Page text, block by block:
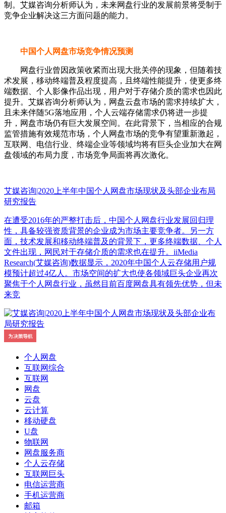
制。艾媒咨询分析师认为，未来网盘行业的发展前景将受制于
竞争企业解决这三方面问题的能力。
中国个人网盘市场竞争情况预测
网盘行业曾因政策收紧而出现大批关停的现象，但随着技
术发展，移动终端普及程度提高，且终端性能提升，使更多终
端数据、个人影像作品出现，用户对于存储介质的需求也因此
提升。艾媒咨询分析师认为，网盘云盘市场的需求持续扩大，
且未来伴随5G落地应用，个人云端存储需求仍将进一步提
升，网盘市场仍有巨大发展空间。在此背景下，当相应的合规
监管措施有效规范市场，个人网盘市场的竞争有望重新激起，
互联网、电信行业、终端企业等领域均将有巨头企业加大在网
盘领域的布局力度，市场竞争局面将再次激化。
艾媒咨询|2020上半年中国个人网盘市场现状及头部企业布局
研究报告
在遭受2016年的严整打击后，中国个人网盘行业发展回归理
性，具备较强资质背景的企业成为市场主要竞争者。另一方
面，技术发展和移动终端普及的背景下，更多终端数据、个人
文件出现，网民对于存储介质的需求也在提升。iiMedia
Research(艾媒咨询)数据显示，2020年中国个人云存储用户规
模预计超过4亿人。市场空间的扩大也使各领域巨头企业再次
聚焦于个人网盘行业，虽然目前百度网盘具有领先优势，但未
来竞
个人网盘
互联网综合
互联网
网盘
云盘
云计算
移动硬盘
U盘
物联网
网盘服务商
个人云存储
互联网巨头
电信运营商
手机运营商
邮箱